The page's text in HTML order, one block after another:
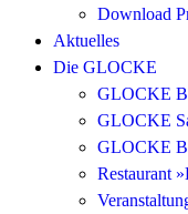
Download
Aktuelles
Die GLOCKE
GLOCKE
GLOCKE
GLOCKE
Restaurant